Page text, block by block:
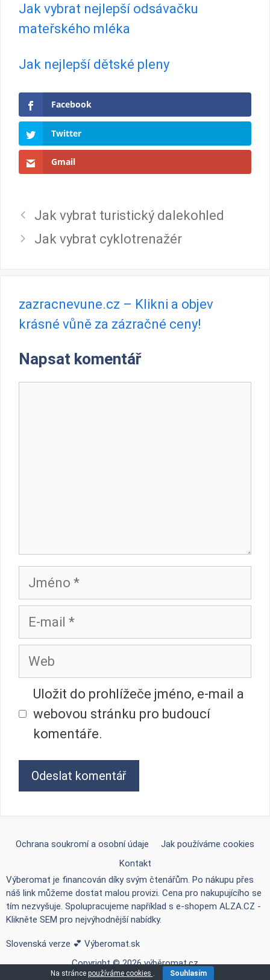
Jak vybrat nejlepší odsávačku
mateřského mléka
Jak nejlepší dětské pleny
Facebook
Twitter
Gmail
Jak vybrat turistický dalekohled
Jak vybrat cyklotrenažér
zazracnevune.cz – Klikni a objev
krásné vůně za zázračné ceny!
Napsat komentář
Jméno
E-
mail
Web
Uložit do prohlížeče jméno, e-mail a
webovou stránku pro budoucí
komentáře.
Ochrana soukromí a osobní údaje
Jak používáme cookies
Kontakt
Výberomat je financován díky svým čtenářům. Po nákupu přes
náš link můžeme dostat malou provizi. Cena pro nakupujícího se
tím nezvyšuje. Spolupracujeme například s e-shopem ALZA.CZ -
Klikněte SEM pro nejvýhodnější nabídky.
Slovenská verze 💕 Výberomat.sk
Copyright © 2026 výběromat.cz
Na stránce používáme cookies . Souhlasím